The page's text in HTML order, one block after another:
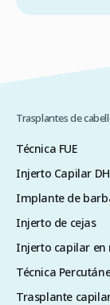
Trasplantes de
Técnica FUE
Injerto Capilar
Implante de
Injerto de cejas
Injerto capilar en
Técnica
Trasplante